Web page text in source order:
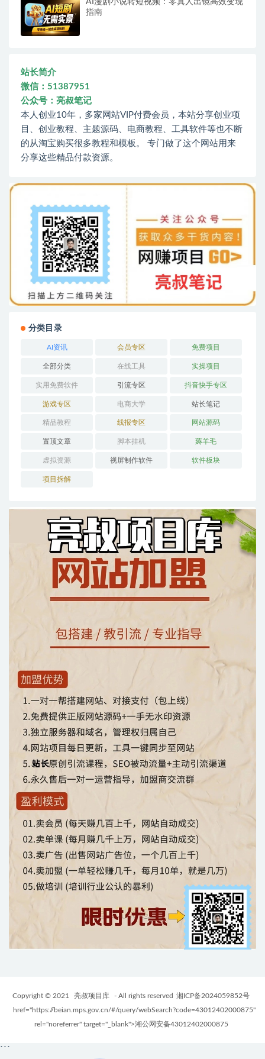
AI漫剧小说转短视频：零真人出镜高效变现
指南
站长简介
微信：51387951
公众号：亮叔笔记
本人创业10年，多家网站VIP付费会员，本站分享创业项
目、创业教程、主题源码、电商教程、工具软件等也不断
的从淘宝购买很多教程和模板。 专门做了这个网站用来
分享这些精品付款资源。
分类目录
AI资讯 会员专区 免费项目
全部分类 在线工具 实操项目
实用免费软件 引流专区 抖音快手专区
游戏专区 电商大学 站长笔记
精品教程 线报专区 网站源码
置顶文章 脚本挂机 薅羊毛
虚拟资源 视屏制作软件 软件板块
项目拆解
Copyright © 2021 亮叔项目库 - All rights reserved 湘ICP备2024059852号
href="https://beian.mps.gov.cn/#/query/webSearch?code=43012402000875"
rel="noreferrer" target="_blank">湘公网安备43012402000875
```